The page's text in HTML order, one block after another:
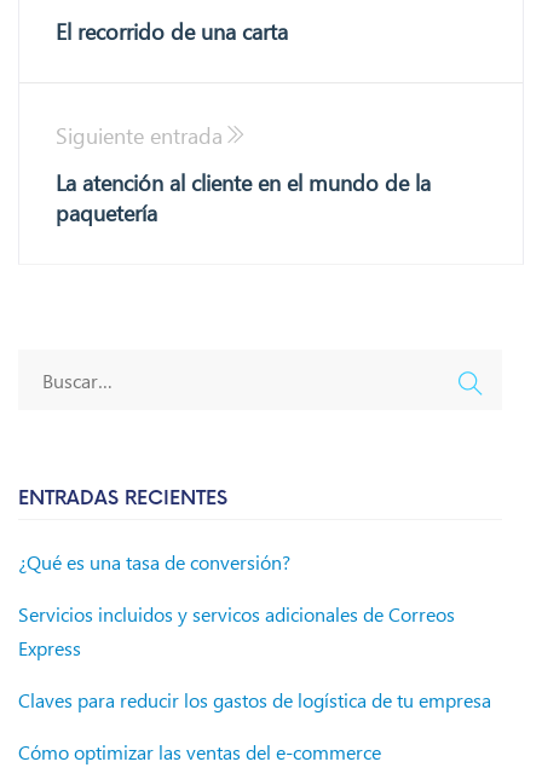
El recorrido de una carta
Siguiente entrada
La atención al cliente en el mundo de la
paquetería
ENTRADAS RECIENTES
¿Qué es una tasa de conversión?
Servicios incluidos y servicos adicionales de Correos
Express
Claves para reducir los gastos de logística de tu empresa
Cómo optimizar las ventas del e-commerce